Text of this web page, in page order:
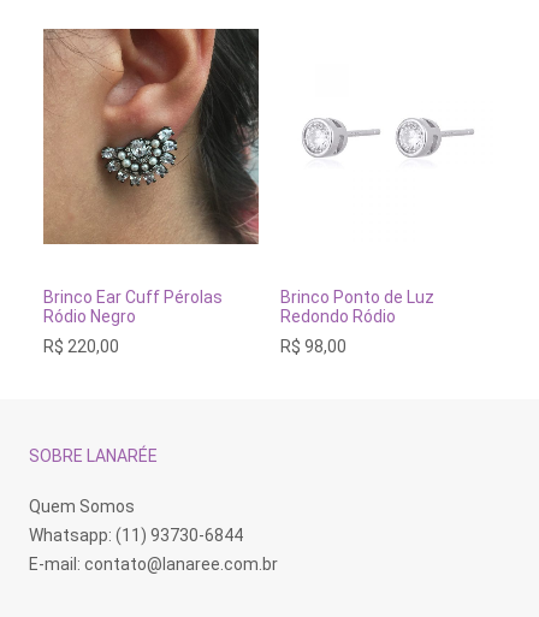
ADICIONAR AO CARRINHO
Brinco Ear Cuff Pérolas
Ródio Negro
R$ 220,00
ADICIONAR AO
Brinco Ponto de Luz
Redondo Ródio
R$ 98,00
SOBRE LANARÉE
Quem Somos
Whatsapp: (11) 93730-6844
E-mail: contato@lanaree.com.br